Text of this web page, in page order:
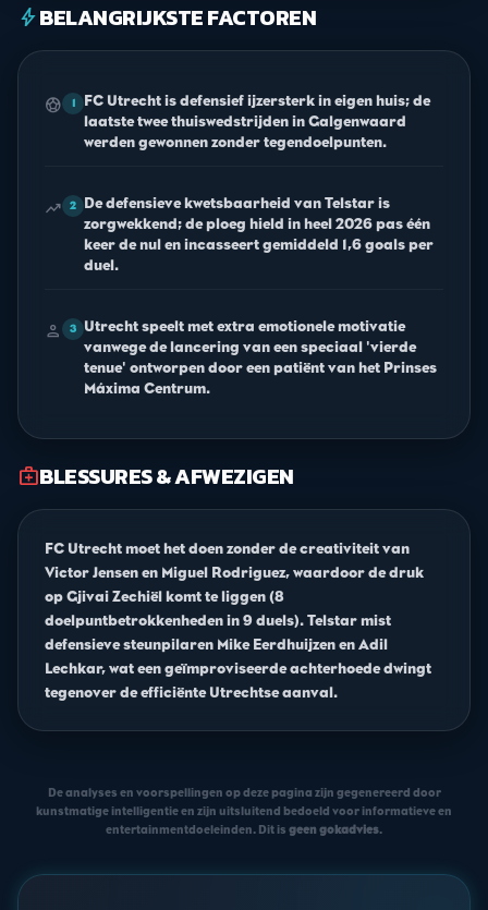
boltBELANGRIJKSTE FACTOREN
sports_soccer 1
FC Utrecht is defensief ijzersterk in eigen huis; de
laatste twee thuiswedstrijden in Galgenwaard
werden gewonnen zonder tegendoelpunten.
trending_up 2
De defensieve kwetsbaarheid van Telstar is
zorgwekkend; de ploeg hield in heel 2026 pas één
keer de nul en incasseert gemiddeld 1,6 goals per
duel.
person 3
Utrecht speelt met extra emotionele motivatie
vanwege de lancering van een speciaal 'vierde
tenue' ontworpen door een patiënt van het Prinses
Máxima Centrum.
medical_servicesBLESSURES & AFWEZIGEN
FC Utrecht moet het doen zonder de creativiteit van
Victor Jensen en Miguel Rodriguez, waardoor de druk
op Gjivai Zechiël komt te liggen (8
doelpuntbetrokkenheden in 9 duels). Telstar mist
defensieve steunpilaren Mike Eerdhuijzen en Adil
Lechkar, wat een geïmproviseerde achterhoede dwingt
tegenover de efficiënte Utrechtse aanval.
De analyses en voorspellingen op deze pagina zijn gegenereerd door
kunstmatige intelligentie en zijn uitsluitend bedoeld voor informatieve en
entertainmentdoeleinden. Dit is geen gokadvies.